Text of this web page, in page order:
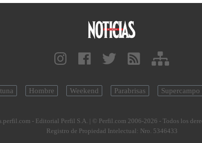
Hombre Weekend Parabrisas Supercampo
- Editorial Perfil S.A. | © Perfil.com 2006-2026 - Todos los
Registro de Propiedad Intelectual: Nro. 5346433